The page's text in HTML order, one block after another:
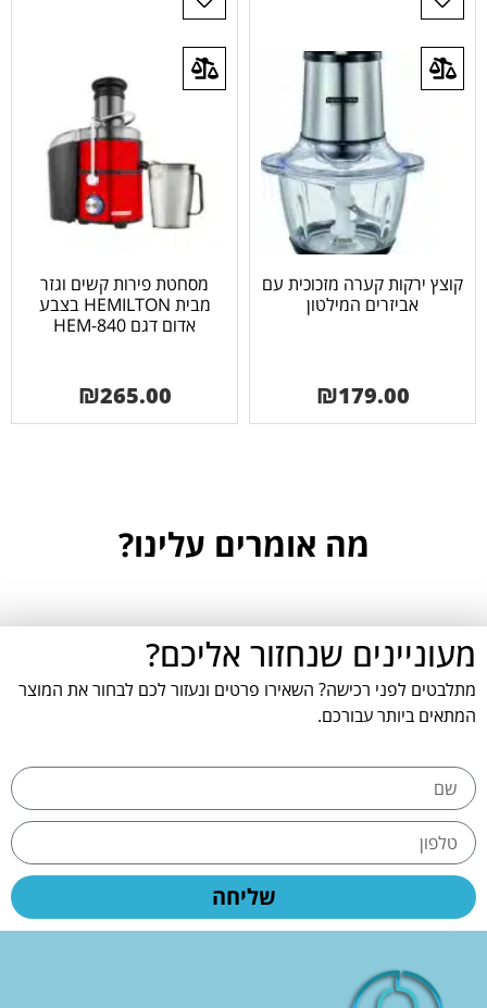
קוצץ ירקות קערה מזכוכית עם
אביזרים המילטון
₪179.00
מסחטת פירות קשים וגזר
מבית HEMILTON בצבע
אדום דגם 840-HEM
₪265.00
מה אומרים עלינו?
מעוניינים שנחזור אליכם?
מתלבטים לפני רכישה? השאירו פרטים ונעזור לכם לבחור את המוצר
המתאים ביותר עבורכם.
שליחה